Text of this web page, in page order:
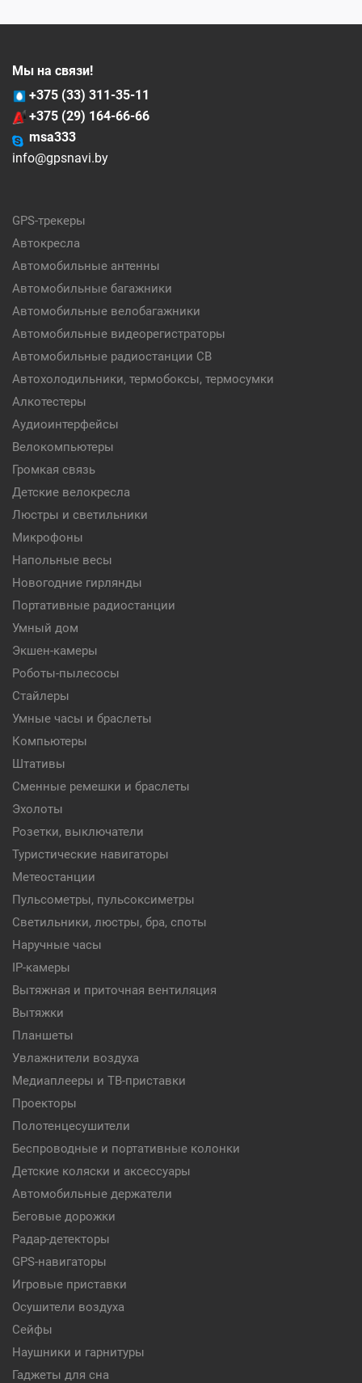
Мы на связи!
+375 (33) 311-35-11
+375 (29) 164-66-66
msa333
info@gpsnavi.by
GPS-трекеры
Автокресла
Автомобильные антенны
Автомобильные багажники
Автомобильные велобагажники
Автомобильные видеорегистраторы
Автомобильные радиостанции CB
Автохолодильники, термобоксы, термосумки
Алкотестеры
Аудиоинтерфейсы
Велокомпьютеры
Громкая связь
Детские велокресла
Люстры и светильники
Микрофоны
Напольные весы
Новогодние гирлянды
Портативные радиостанции
Умный дом
Экшен-камеры
Роботы-пылесосы
Стайлеры
Умные часы и браслеты
Компьютеры
Штативы
Сменные ремешки и браслеты
Эхолоты
Розетки, выключатели
Туристические навигаторы
Метеостанции
Пульсометры, пульсоксиметры
Светильники, люстры, бра, споты
Наручные часы
IP-камеры
Вытяжная и приточная вентиляция
Вытяжки
Планшеты
Увлажнители воздуха
Медиаплееры и ТВ-приставки
Проекторы
Полотенцесушители
Беспроводные и портативные колонки
Детские коляски и аксессуары
Автомобильные держатели
Беговые дорожки
Радар-детекторы
GPS-навигаторы
Игровые приставки
Осушители воздуха
Сейфы
Наушники и гарнитуры
Гаджеты для сна